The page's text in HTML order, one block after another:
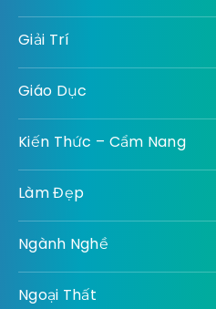
Giải Trí
Giáo Dục
Kiến Thức – Cẩm Nang
Làm Đẹp
Ngành Nghề
Ngoại Thất